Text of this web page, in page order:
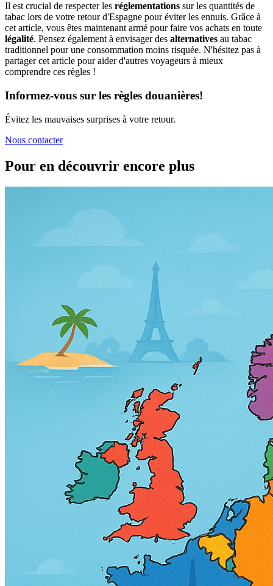
Il est crucial de respecter les réglementations sur les quantités de
tabac lors de votre retour d'Espagne pour éviter les ennuis. Grâce à
cet article, vous êtes maintenant armé pour faire vos achats en toute
légalité. Pensez également à envisager des alternatives au tabac
traditionnel pour une consommation moins risquée. N'hésitez pas à
partager cet article pour aider d'autres voyageurs à mieux
comprendre ces règles !
Informez-vous sur les règles douanières!
Évitez les mauvaises surprises à votre retour.
Nous contacter
Pour en découvrir encore plus